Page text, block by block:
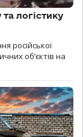
логістику
російської
об’єктів на